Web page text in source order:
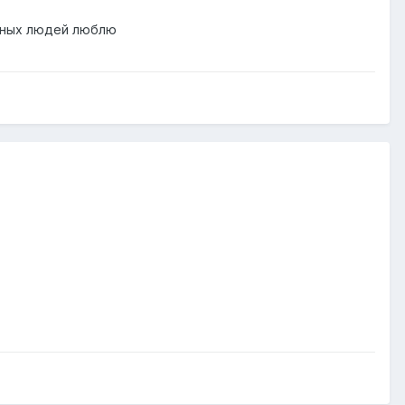
людей люблю